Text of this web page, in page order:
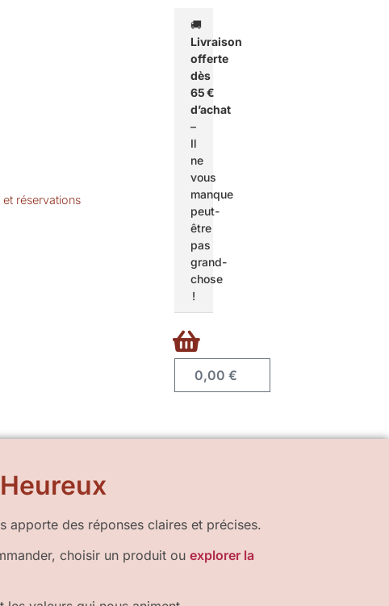
et réservations
🚚
Livraison
offerte
dès
65 €
d’achat
–
Il
ne
vous
manque
peut-
être
pas
grand-
chose
!
Accéder
au
0,00 €
apporte des réponses claires et précises.
choisir un produit ou explorer la